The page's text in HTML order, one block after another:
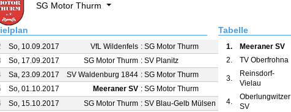
SG Motor Thurm
So, 10.09.2017 VfL Wildenfels : SG Motor Thurm
0 : 0
So, 17.09.2017 SG Motor Thurm : SV Planitz
1 : 0
Sa, 23.09.2017 SV Waldenburg 1844 : SG Motor Thurm
2 : 0
So, 01.10.2017 Meeraner SV : SG Motor Thurm
So, 15.10.2017 SG Motor Thurm : SV Blau-Gelb Mülsen
3 : 0
Tabelle
1. Meeraner SV
2.
TV Oberfrohna
3.
Reinsdorf-
Vielau
4.
Oberlungwitzer
SV